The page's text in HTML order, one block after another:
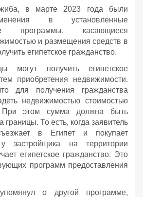
в марте 2023 года были
в установленные
программы, касающиеся
и размещения средств в
египетское гражданство.
могут получить египетское
приобретения недвижимости.
для получения гражданства
недвижимостью стоимостью
этом сумма должна быть
границы. То есть, когда заявитель
в Египет и покупает
застройщика на территории
египетское гражданство. Это
программ предоставления
о другой программе,